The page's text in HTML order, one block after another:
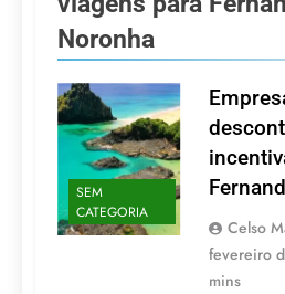
de
Sãorotas
de
Azul
diretos
em
5 De
Noronha
SEM
CATEGORIA
Celso
fevereiro
mins